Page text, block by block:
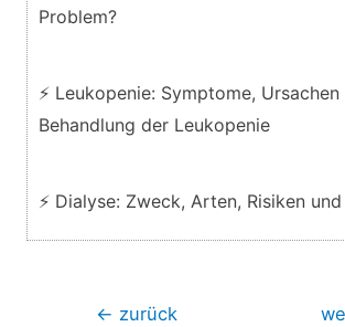
Problem?
⚡ Leukopenie: Symptome, Ursachen
Behandlung der Leukopenie
⚡ Dialyse: Zweck, Arten, Risiken
Beitragsnavigation
← zurück